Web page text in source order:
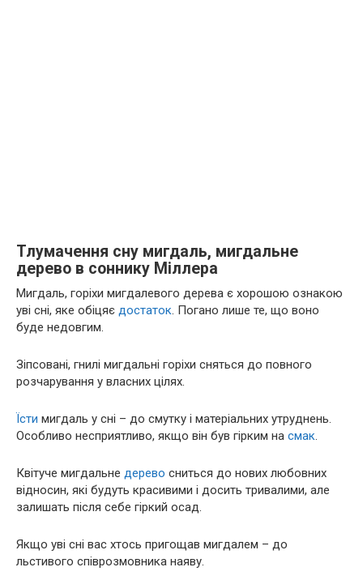
Тлумачення сну мигдаль, мигдальне
дерево в соннику Міллера
Мигдаль, горіхи мигдалевого дерева є хорошою ознакою
уві сні, яке обіцяє достаток. Погано лише те, що воно
буде недовгим.
Зіпсовані, гнилі мигдальні горіхи сняться до повного
розчарування у власних цілях.
Їсти мигдаль у сні – до смутку і матеріальних утруднень.
Особливо несприятливо, якщо він був гірким на смак.
Квітуче мигдальне дерево сниться до нових любовних
відносин, які будуть красивими і досить тривалими, але
залишать після себе гіркий осад.
Якщо уві сні вас хтось пригощав мигдалем – до
льстивого співрозмовника наяву.